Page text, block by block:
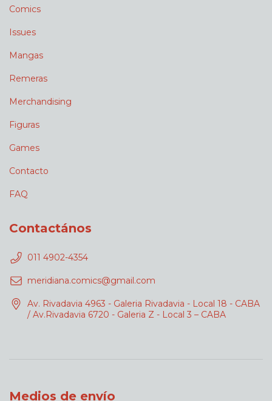
Comics
Issues
Mangas
Remeras
Merchandising
Figuras
Games
Contacto
FAQ
Contactános
011 4902-4354
meridiana.comics@gmail.com
Av. Rivadavia 4963 - Galeria Rivadavia - Local 18 - CABA
/ Av.Rivadavia 6720 - Galeria Z - Local 3 – CABA
Medios de envío